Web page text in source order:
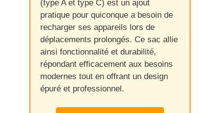
(type A et type C) est un ajout
pratique pour quiconque a besoin de
recharger ses appareils lors de
déplacements prolongés. Ce sac allie
ainsi fonctionnalité et durabilité,
répondant efficacement aux besoins
modernes tout en offrant un design
épuré et professionnel.